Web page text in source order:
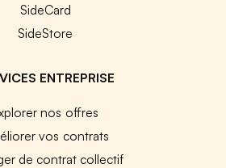
SideCard
SideStore
ENTREPRISE
nos offres
vos contrats
de contrat collectif